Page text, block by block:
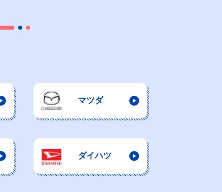
マツダ
ダイハツ